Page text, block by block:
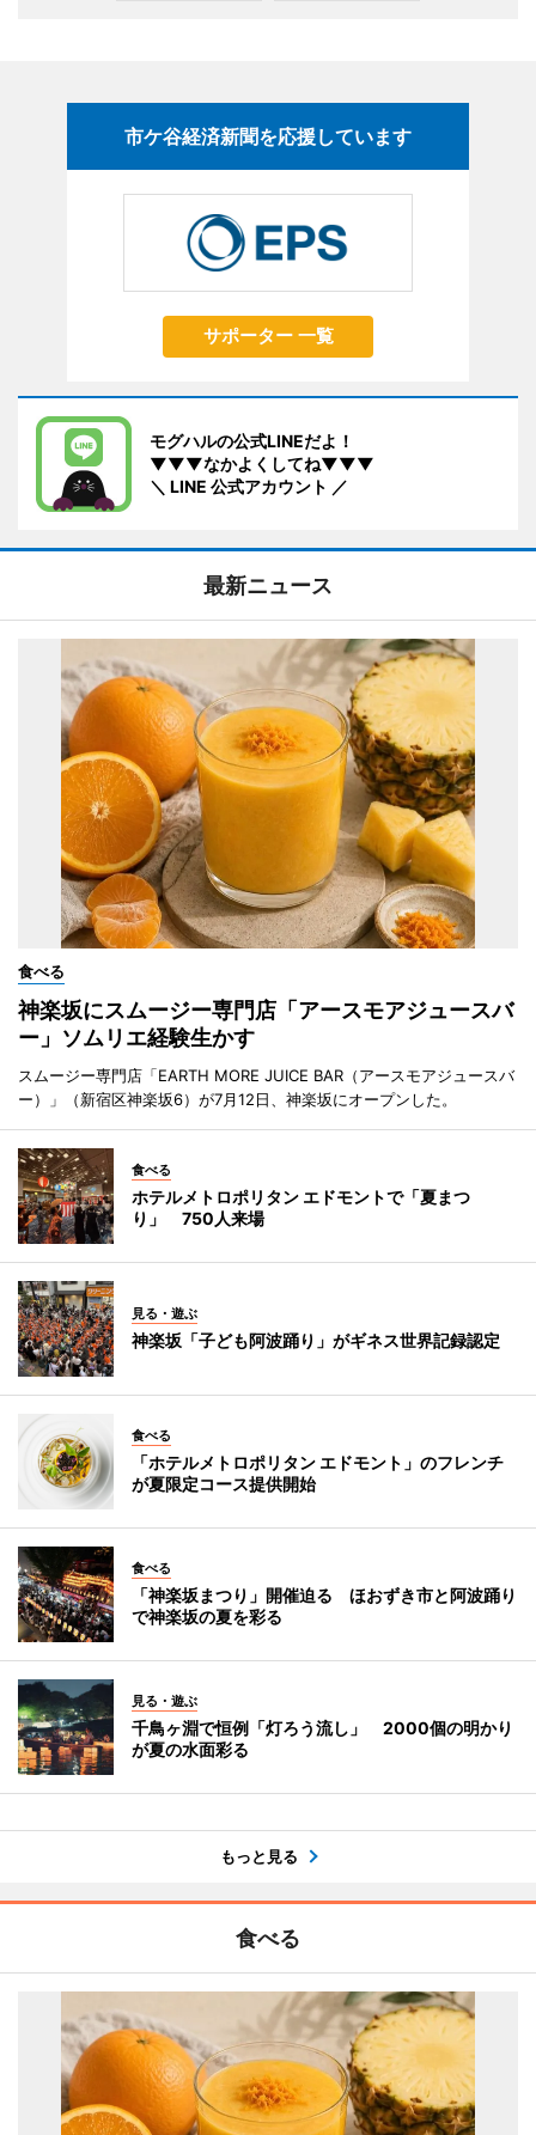
市ケ谷経済新聞を応援しています
サポーター 一覧
モグハルの公式LINEだよ！
▼▼▼なかよくしてね▼▼▼
＼ LINE 公式アカウント ／
最新ニュース
食べる
神楽坂にスムージー専門店「アースモアジュースバ
ー」ソムリエ経験生かす
スムージー専門店「EARTH MORE JUICE BAR（アースモアジュースバ
ー）」（新宿区神楽坂6）が7月12日、神楽坂にオープンした。
食べる
ホテルメトロポリタン エドモントで「夏まつ
り」 750人来場
見る・遊ぶ
神楽坂「子ども阿波踊り」がギネス世界記録認定
食べる
「ホテルメトロポリタン エドモント」のフレンチ
が夏限定コース提供開始
食べる
「神楽坂まつり」開催迫る ほおずき市と阿波踊り
で神楽坂の夏を彩る
見る・遊ぶ
千鳥ヶ淵で恒例「灯ろう流し」 2000個の明かり
が夏の水面彩る
もっと見る
食べる